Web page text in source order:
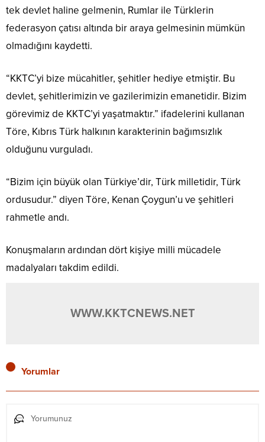
tek devlet haline gelmenin, Rumlar ile Türklerin
federasyon çatısı altında bir araya gelmesinin mümkün
olmadığını kaydetti.
“KKTC’yi bize mücahitler, şehitler hediye etmiştir. Bu
devlet, şehitlerimizin ve gazilerimizin emanetidir. Bizim
görevimiz de KKTC’yi yaşatmaktır.” ifadelerini kullanan
Töre, Kıbrıs Türk halkının karakterinin bağımsızlık
olduğunu vurguladı.
“Bizim için büyük olan Türkiye’dir, Türk milletidir, Türk
ordusudur.” diyen Töre, Kenan Çoygun’u ve şehitleri
rahmetle andı.
Konuşmaların ardından dört kişiye milli mücadele
madalyaları takdim edildi.
WWW.KKTCNEWS.NET
Yorumlar